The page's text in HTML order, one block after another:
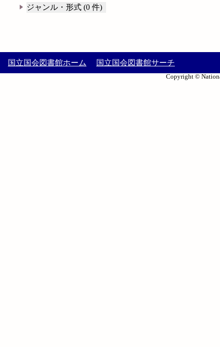
ジャンル・形式 (0 件)
国立国会図書館ホーム 国立国会図書館サーチ
Copyright ©